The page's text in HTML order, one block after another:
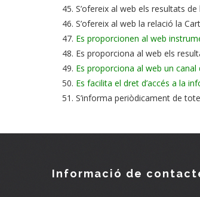
S’ofereix al web els resultats
S’ofereix al web la relació la
Es proporcionen al web
Es proporciona al web els
Es proporciona al web un
Es facilita el dret d’accés a la
S’informa periòdicament de
Informació de